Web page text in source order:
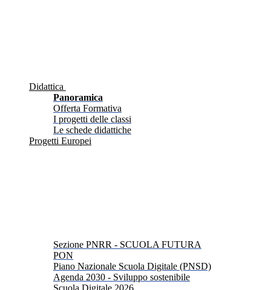
Didattica
Panoramica
Offerta Formativa
I progetti delle classi
Le schede didattiche
Progetti Europei
Sezione PNRR - SCUOLA FUTURA
PON
Piano Nazionale Scuola Digitale (PNSD)
Agenda 2030 - Sviluppo sostenibile